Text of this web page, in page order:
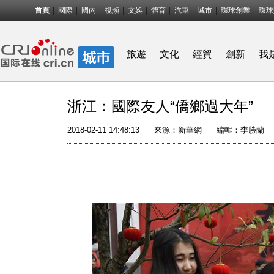
首頁 國際 國內 視頻 文娛 體育 汽車 城市 環球創業 環
旅遊 文化 經貿 創新 我
浙江：國際友人“僑鄉過大年”
2018-02-11 14:48:13 來源： 新華網 編輯：李勝蘭